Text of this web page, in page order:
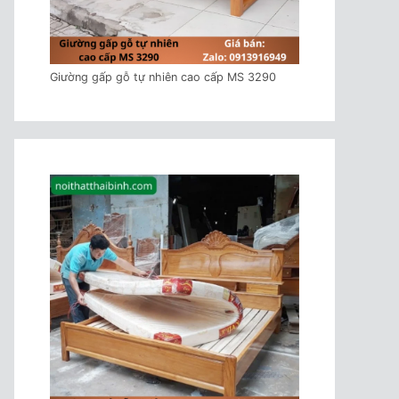
Giường gấp gỗ tự nhiên cao cấp MS 3290